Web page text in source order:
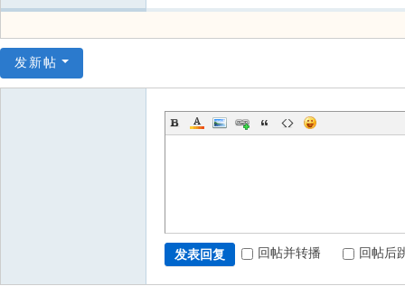
发新帖
发表回复 回帖并转播 回帖后